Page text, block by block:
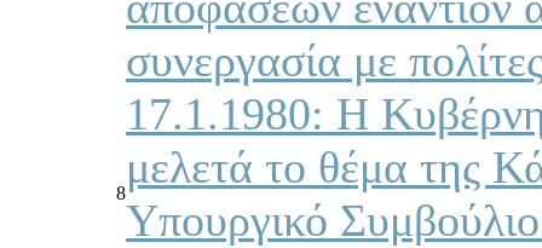
συνεργασία με
8
17.1.1980: Η
μελετά το θέμα της
Υπουργικό